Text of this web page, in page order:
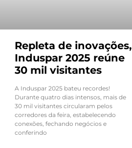
Repleta de inovações,
Induspar 2025 reúne
30 mil visitantes
A Induspar 2025 bateu recordes!
Durante quatro dias intensos, mais de
30 mil visitantes circularam pelos
corredores da feira, estabelecendo
conexões, fechando negócios e
conferindo